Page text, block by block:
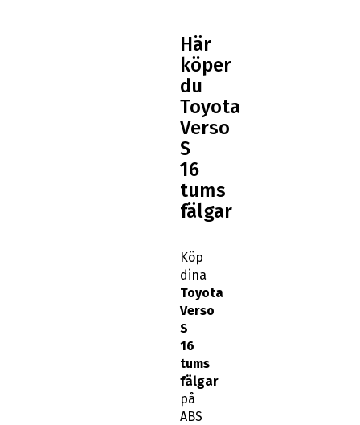
Här
köper
du
Toyota
Verso
S
16
tums
fälgar
Köp
dina
Toyota
Verso
S
16
tums
fälgar
på
ABS